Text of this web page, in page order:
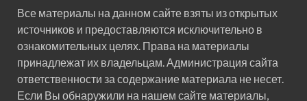
Все материалы на данном сайте взяты из открытых
источников и предоставляются исключительно в
ознакомительных целях. Права на материалы
принадлежат их владельцам. Администрация сайта
ответственности за содержание материала не несет.
Если Вы обнаружили на нашем сайте материалы,